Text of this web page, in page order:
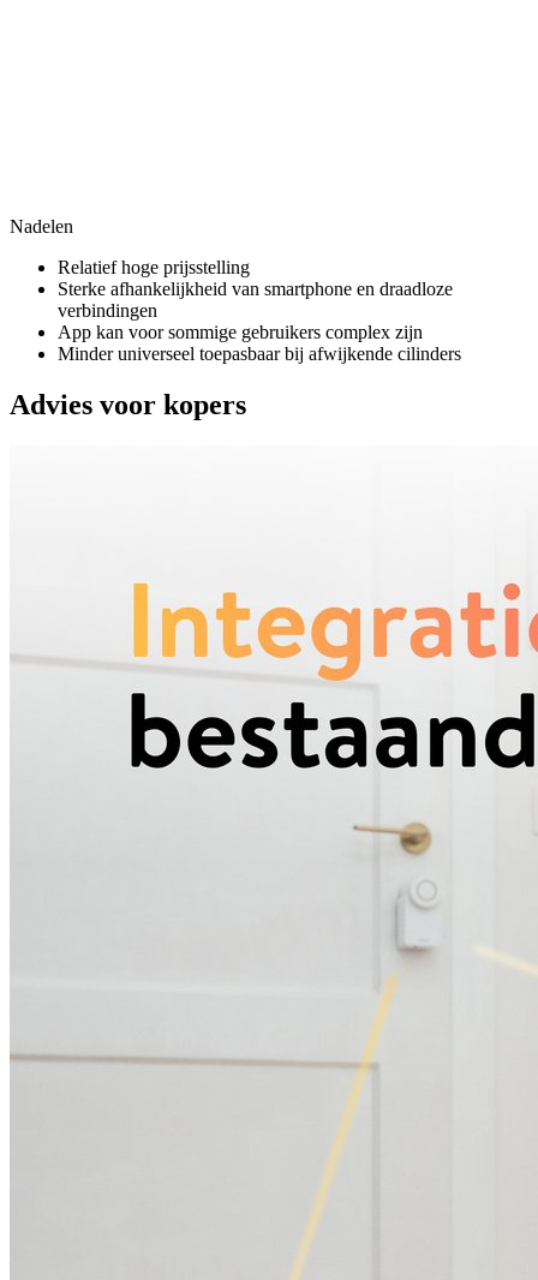
Nadelen
Relatief hoge prijsstelling
Sterke afhankelijkheid van smartphone en draadloze
verbindingen
App kan voor sommige gebruikers complex zijn
Minder universeel toepasbaar bij afwijkende cilinders
Advies voor kopers